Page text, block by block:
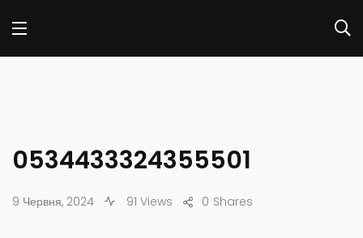
0534433324355501
9 Червня, 2024 91 Views Shares
0